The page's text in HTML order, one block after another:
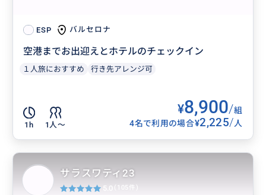
ESP バルセロナ
空港までお出迎えとホテルのチェックイン
１人旅におすすめ 行き先アレンジ可
1h 1人〜
¥8,900/組
4名で利用の場合¥2,225/人
サラスワティ23
5.0 (105件)